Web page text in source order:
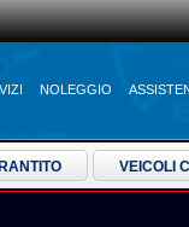
NOLEGGIO
VEICOLI